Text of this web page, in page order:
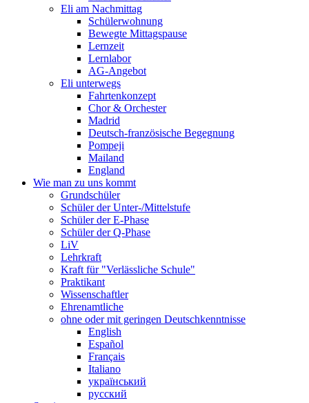
Eli am Nachmittag
Schülerwohnung
Bewegte Mittagspause
Lernzeit
Lernlabor
AG-Angebot
Eli unterwegs
Fahrtenkonzept
Chor & Orchester
Madrid
Deutsch-französische Begegnung
Pompeji
Mailand
England
Wie man zu uns kommt
Grundschüler
Schüler der Unter-/Mittelstufe
Schüler der E-Phase
Schüler der Q-Phase
LiV
Lehrkraft
Kraft für "Verlässliche Schule"
Praktikant
Wissenschaftler
Ehrenamtliche
ohne oder mit geringen Deutschkenntnisse
English
Español
Français
Italiano
український
русский